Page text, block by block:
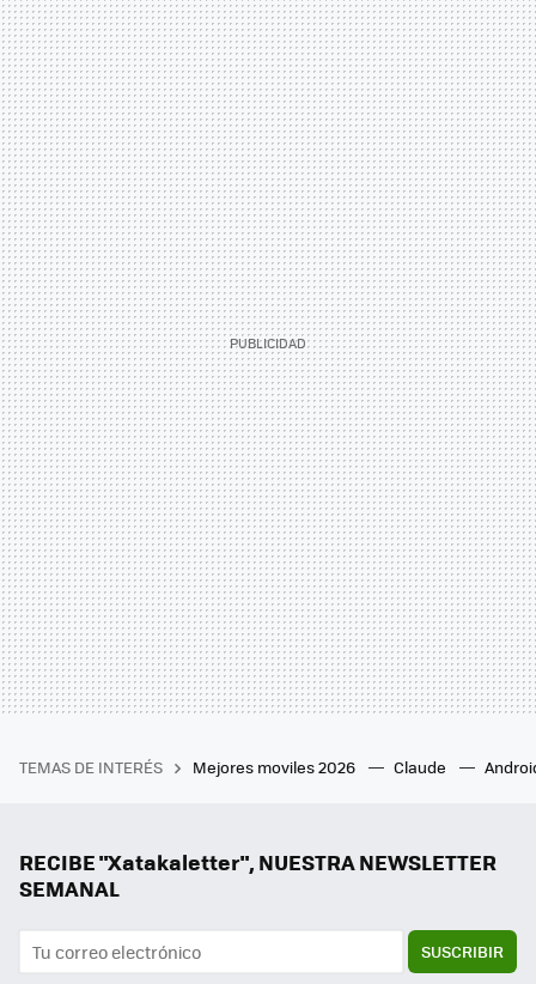
TEMAS DE INTERÉS Mejores moviles 2026 Claude
RECIBE "Xatakaletter", NUESTRA NEWSLETTER
SEMANAL
SUSCRIBIR